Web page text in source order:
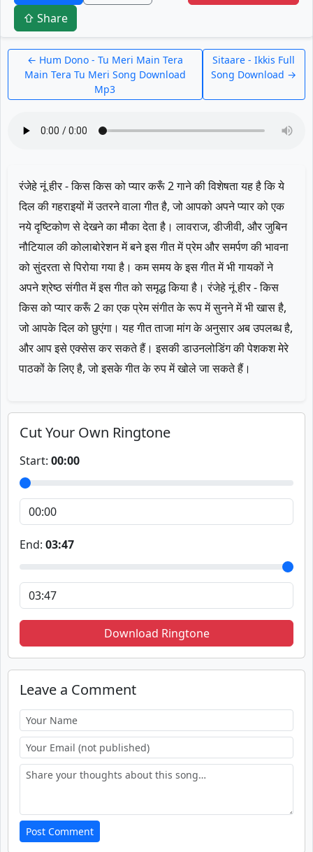
⇧ Share
← Hum Dono - Tu Meri Main Tera
Main Tera Tu Meri Song Download
Mp3
Sitaare - Ikkis Full
Song Download →
रंजेहे नूं हीर - किस किस को प्यार करूँ 2 गाने की विशेषता यह है कि ये
दिल की गहराइयों में उतरने वाला गीत है, जो आपको अपने प्यार को एक
नये दृष्टिकोण से देखने का मौका देता है। लावराज, डीजीवी, और जुबिन
नौटियाल की कोलाबोरेशन में बने इस गीत में प्रेम और समर्पण की भावना
को सुंदरता से पिरोया गया है। कम समय के इस गीत में भी गायकों ने
अपने श्रेष्ठ संगीत में इस गीत को समृद्ध किया है। रंजेहे नूं हीर - किस
किस को प्यार करूँ 2 का एक प्रेम संगीत के रूप में सुनने में भी खास है,
जो आपके दिल को छुएंगा। यह गीत ताजा मांग के अनुसार अब उपलब्ध है,
और आप इसे एक्सेस कर सकते हैं। इसकी डाउनलोडिंग की पेशकश मेरे
पाठकों के लिए है, जो इसके गीत के रुप में खोले जा सकते हैं।
Cut Your Own Ringtone
Start: 00:00
End: 03:47
Download Ringtone
Leave a Comment
Post Comment